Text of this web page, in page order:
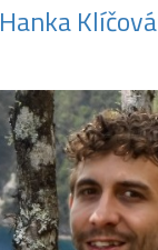
Hanka Klíčová